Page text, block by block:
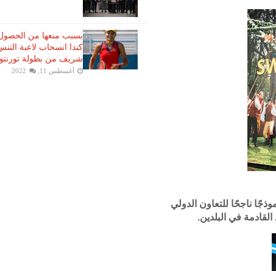
ناجحًا للتعاون الدولي
القادمة في البلدين.
بسبب منعها من
كندا انسحاب لاعبة
شريف​ من بطولة
أغسطس 11, 2022